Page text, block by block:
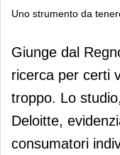
Uno strumento da
Uno
Giunge dal
ricerca per certi
troppo. Lo
Deloitte,
consumatori